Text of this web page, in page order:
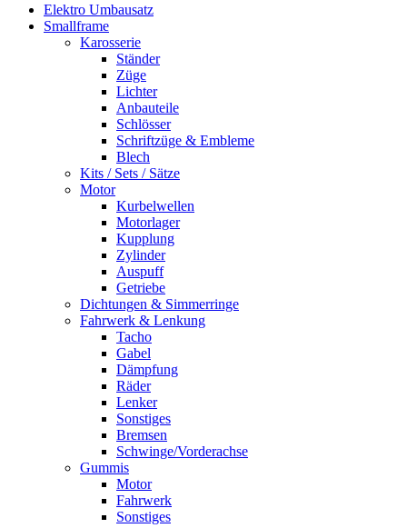
Elektro Umbausatz
Smallframe
Karosserie
Ständer
Züge
Lichter
Anbauteile
Schlösser
Schriftzüge & Embleme
Blech
Kits / Sets / Sätze
Motor
Kurbelwellen
Motorlager
Kupplung
Zylinder
Auspuff
Getriebe
Dichtungen & Simmerringe
Fahrwerk & Lenkung
Tacho
Gabel
Dämpfung
Räder
Lenker
Sonstiges
Bremsen
Schwinge/Vorderachse
Gummis
Motor
Fahrwerk
Sonstiges